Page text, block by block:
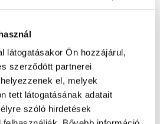
látogatásakor Ön hozzájárul,
szerződött partnerei
el, melyek
tett látogatásának adatait
szóló hirdetések
újratöltése